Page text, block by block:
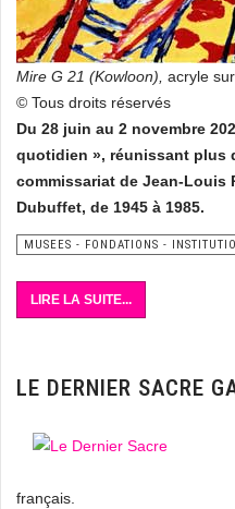
Mire G 21 (Kowloon), acryle
© Tous droits réservés
Du 28 juin au 2 novembre
quotidien », réunissant plus
commissariat de Jean-Louis
Dubuffet, de 1945 à 1985.
MUSEES - FONDATIONS -
LIRE LA SUITE...
LE DERNIER SACRE
français.